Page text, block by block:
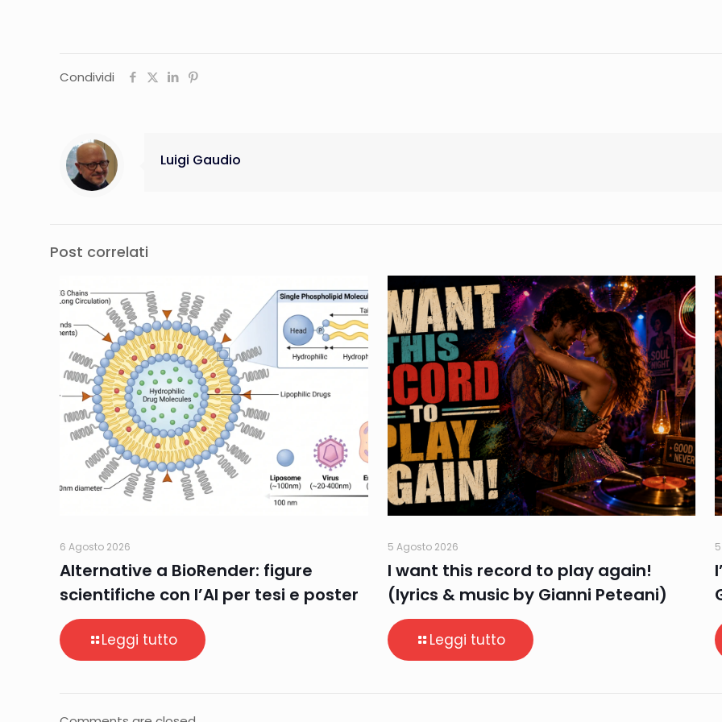
Condividi
Luigi Gaudio
Post correlati
6 Agosto 2026
Alternative a BioRender: figure
scientifiche con l’AI per tesi e poster
Leggi tutto
5 Agosto 2026
I want this record to play again!
(lyrics & music by Gianni Peteani)
Leggi tutto